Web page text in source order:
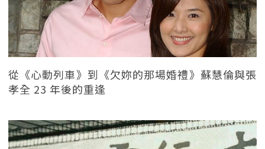
從《心動列車》到《欠妳的那場婚禮》蘇慧倫與張
孝全 23 年後的重逢